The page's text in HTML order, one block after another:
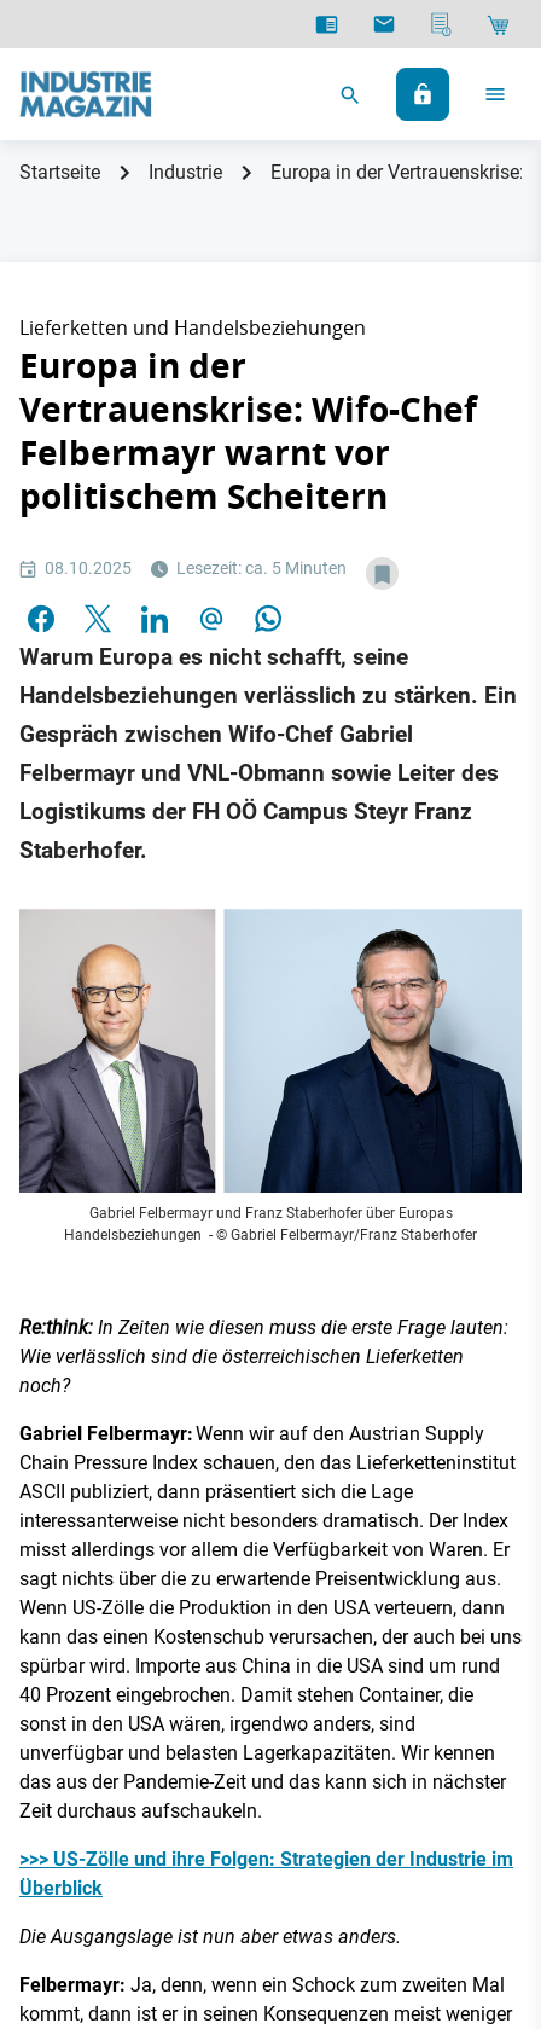
Startseite Industrie Europa in der Vertrauenskrise:
Lieferketten und Handelsbeziehungen
Europa in der
Vertrauenskrise: Wifo-Chef
Felbermayr warnt vor
politischem Scheitern
08.10.2025 Lesezeit: ca. 5 Minuten
Warum Europa es nicht schafft, seine
Handelsbeziehungen verlässlich zu stärken. Ein
Gespräch zwischen Wifo-Chef Gabriel
Felbermayr und VNL-Obmann sowie Leiter des
Logistikums der FH OÖ Campus Steyr Franz
Staberhofer.
Gabriel Felbermayr und Franz Staberhofer über Europas
Handelsbeziehungen - © Gabriel Felbermayr/Franz Staberhofer
Re:think: In Zeiten wie diesen muss die erste Frage lauten:
Wie verlässlich sind die österreichischen Lieferketten
noch?
Gabriel Felbermayr:Wenn wir auf den Austrian Supply
Chain Pressure Index schauen, den das Lieferketteninstitut
ASCII publiziert, dann präsentiert sich die Lage
interessanterweise nicht besonders dramatisch. Der Index
misst allerdings vor allem die Verfügbarkeit von Waren. Er
sagt nichts über die zu erwartende Preisentwicklung aus.
Wenn US-Zölle die Produktion in den USA verteuern, dann
kann das einen Kostenschub verursachen, der auch bei uns
spürbar wird. Importe aus China in die USA sind um rund
40 Prozent eingebrochen. Damit stehen Container, die
sonst in den USA wären, irgendwo anders, sind
unverfügbar und belasten Lagerkapazitäten. Wir kennen
das aus der Pandemie-Zeit und das kann sich in nächster
Zeit durchaus aufschaukeln.
>>> US-Zölle und ihre Folgen: Strategien der Industrie im
Überblick
Die Ausgangslage ist nun aber etwas anders.
Felbermayr: Ja, denn, wenn ein Schock zum zweiten Mal
kommt, dann ist er in seinen Konsequenzen meist weniger